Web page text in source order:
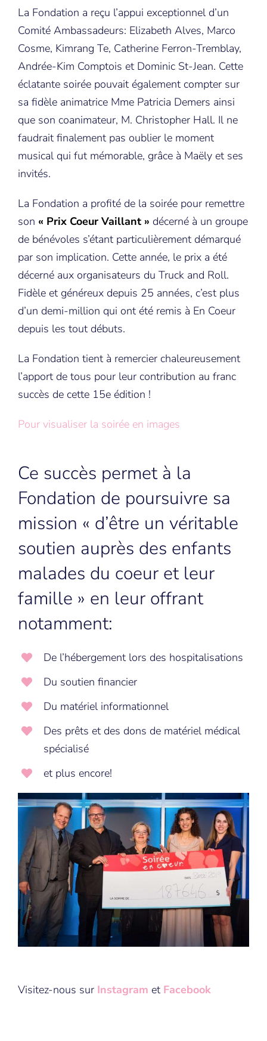
La Fondation a reçu l’appui exceptionnel d’un
Comité Ambassadeurs: Elizabeth Alves, Marco
Cosme, Kimrang Te, Catherine Ferron-Tremblay,
Andrée-Kim Comptois et Dominic St-Jean. Cette
éclatante soirée pouvait également compter sur
sa fidèle animatrice Mme Patricia Demers ainsi
que son coanimateur, M. Christopher Hall. Il ne
faudrait finalement pas oublier le moment
musical qui fut mémorable, grâce à Maëly et ses
invités.
La Fondation a profité de la soirée pour remettre
son « Prix Coeur Vaillant » décerné à un groupe
de bénévoles s’étant particulièrement démarqué
par son implication. Cette année, le prix a été
décerné aux organisateurs du Truck and Roll.
Fidèle et généreux depuis 25 années, c’est plus
d’un demi-million qui ont été remis à En Coeur
depuis les tout débuts.
La Fondation tient à remercier chaleureusement
l’apport de tous pour leur contribution au franc
succès de cette 15e édition !
Pour visualiser la soirée en images
Ce succès permet à la
Fondation de poursuivre sa
mission « d’être un véritable
soutien auprès des enfants
malades du coeur et leur
famille » en leur offrant
notamment:
De l’hébergement lors des hospitalisations
Du soutien financier
Du matériel informationnel
Des prêts et des dons de matériel médical
spécialisé
et plus encore!
Visitez-nous sur Instagram et Facebook